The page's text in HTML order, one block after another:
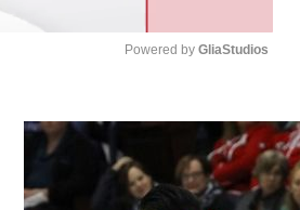
t
e
Powered by GliaStudios